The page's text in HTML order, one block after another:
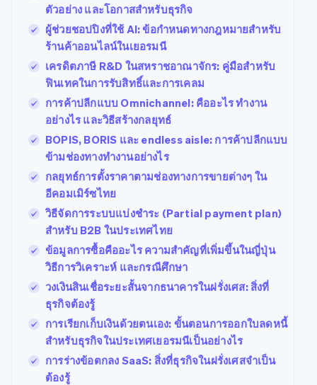
ตัวอย่าง และโอกาสสำหรับธุรกิจ
ผู้ช่วยชอปปิงที่ใช้ AI: ข้อกำหนดทางกฎหมายสำหรับ
ร้านค้าออนไลน์ในเยอรมนี
เครดิตภาษี R&D ในสหราชอาณาจักร: คู่มือสำหรับ
ฟินเทคในการรับสิทธิ์และการเคลม
การค้าปลีกแบบ Omnichannel: คืออะไร ทำงาน
อย่างไร และวิธีสร้างกลยุทธ์
BOPIS, BORIS และ endless aisle: การค้าปลีกแบบ
ข้ามช่องทางทำงานอย่างไร
กลยุทธ์การตั้งราคาตามช่องทางการขายต่างๆ ใน
อีคอมเมิร์ซไทย
วิธีจัดการระบบแบ่งชำระ (Partial payment plan)
สำหรับ B2B ในประเทศไทย
ข้อมูลการซื้อคืออะไร ความสำคัญที่เพิ่มขึ้นในญี่ปุ่น
วิธีการวิเคราะห์ และกรณีศึกษา
วงเงินสินเชื่อระยะสั้นจากธนาคารในฝรั่งเศส: สิ่งที่
ธุรกิจต้องรู้
การเรียกเก็บเงินด้วยตนเอง: ขั้นตอนการออกใบลดหนี้
สำหรับธุรกิจในประเทศเยอรมนีเป็นอย่างไร
การร่างข้อตกลง SaaS: สิ่งที่ธุรกิจในฝรั่งเศสจำเป็น
ต้องรู้